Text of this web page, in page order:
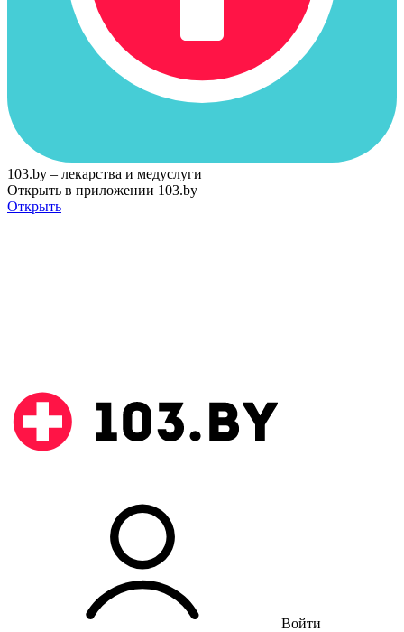
103.by – лекарства и медуслуги
Открыть в приложении 103.by
Открыть
Войти